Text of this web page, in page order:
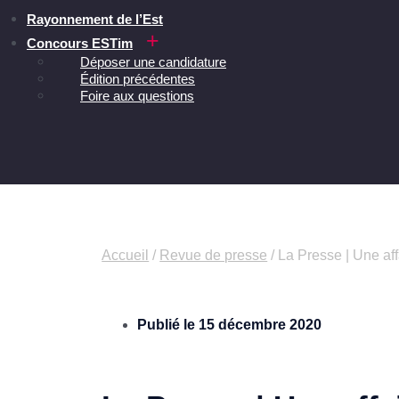
Rayonnement de l’Est
Concours ESTim
Déposer une candidature
Édition précédentes
Foire aux questions
Accueil / Revue de presse / La Presse | Une
Publié le 15 décembre 2020